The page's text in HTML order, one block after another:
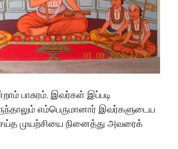
பாசுரம். இவர்கள் இப்படி
எம்பெருமானார் இவர்களுடைய
முயற்சியை நினைத்து அவரைக்